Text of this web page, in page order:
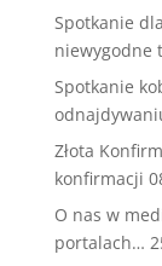
Spotkanie
niewygodne
Spotkanie
Złota
konfirmacji
O nas w
portalach…